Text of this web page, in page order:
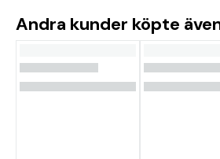
Andra kunder köpte